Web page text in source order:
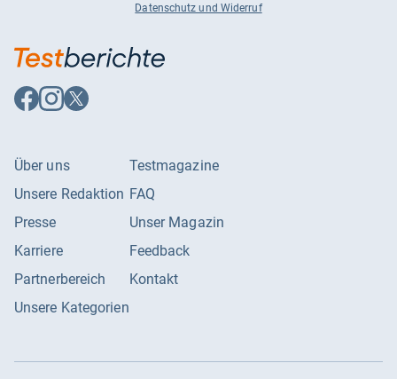
Datenschutz und Widerruf
Auf
Facebook
Auf
Instagram
Auf
X
Über uns
Unsere Redaktion
Presse
Karriere
Partnerbereich
Unsere Kategorien
Testmagazine
FAQ
Unser Magazin
Feedback
Kontakt